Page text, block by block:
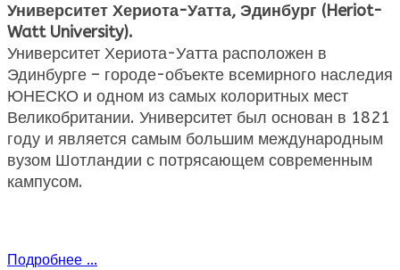
Университет Хериота-Уатта, Эдинбург (Heriot-
Watt University).
Университет Хериота-Уатта расположен в
Эдинбурге – городе-объекте всемирного наследия
ЮНЕСКО и одном из самых колоритных мест
Великобритании. Университет был основан в 1821
году и является самым большим международным
вузом Шотландии с потрясающем современным
кампусом.
Подробнее ...